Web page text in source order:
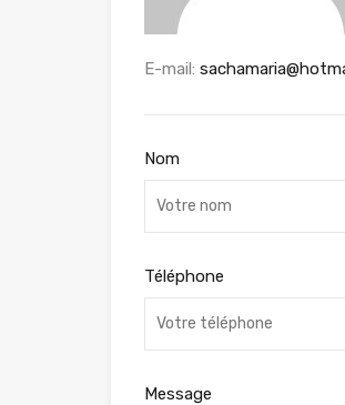
E-mail:
Nom
Téléphone
Message